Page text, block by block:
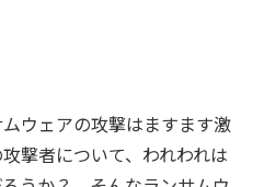
ウェアの攻撃はますます激
撃者について、われわれは